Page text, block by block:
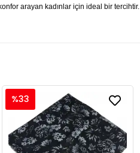
arayan kadınlar için ideal bir tercihtir.
%33